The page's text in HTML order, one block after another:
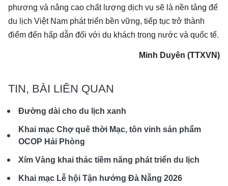
phương và nâng cao chất lượng dịch vụ sẽ là nền tảng để
du lịch Việt Nam phát triển bền vững, tiếp tục trở thành
điểm đến hấp dẫn đối với du khách trong nước và quốc tế.
Minh Duyên (TTXVN)
TIN, BÀI LIÊN QUAN
Đường dài cho du lịch xanh
Khai mạc Chợ quê thời Mạc, tôn vinh sản phẩm
OCOP Hải Phòng
Xím Vàng khai thác tiềm năng phát triển du lịch
Khai mạc Lễ hội Tận hưởng Đà Nẵng 2026